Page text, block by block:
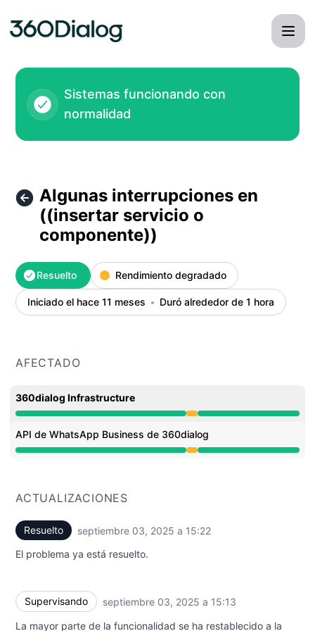
Sistemas funcionando con
normalidad
Algunas interrupciones en
((insertar servicio o
componente))
Resuelto Rendimiento degradado
Iniciado el hace 11 meses Duró alrededor de 1 hora
AFECTADO
360dialog Infrastructure
Rendimiento degradado de 2:31 PM a 3:22 PM
API de WhatsApp Business de 360dialog
Rendimiento degradado de 2:31 PM a 3:22 PM
ACTUALIZACIONES
Resuelto septiembre 03, 2025 a 15:22
El problema ya está resuelto.
Supervisando septiembre 03, 2025 a 15:13
La mayor parte de la funcionalidad se ha restablecido a la